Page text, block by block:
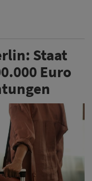
Staat
Euro